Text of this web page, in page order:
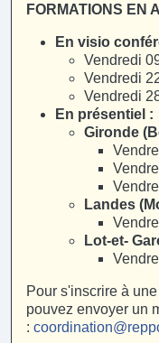
FORMATIONS EN
En visio
Vendredi
Vendredi
Vendredi
En présentiel :
Gironde
Landes
Lot-et-
Pour s'inscrire à
pouvez envoyer un
: